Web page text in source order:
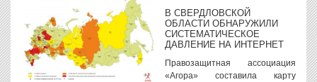
В СВЕРДЛОВСКОЙ
ОБЛАСТИ ОБНАРУЖИЛИ
СИСТЕМАТИЧЕСКОЕ
ДАВЛЕНИЕ НА ИНТЕРНЕТ
Правозащитная ассоциация
«Агора» составила карту